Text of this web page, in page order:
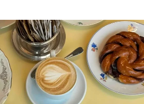
Mehr erfahren